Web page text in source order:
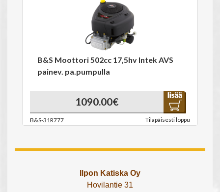
B&S Moottori 502cc 17,5hv Intek AVS
painev. pa.pumpulla
1090.00€
B&S-31R777 Tilapäisesti loppu
Ilpon Katiska Oy
Hovilantie 31